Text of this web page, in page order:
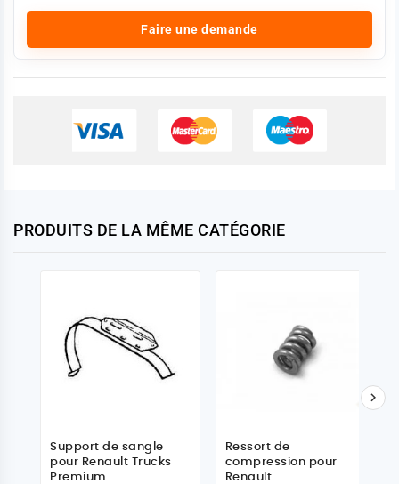
Faire une demande
PRODUITS DE LA MÊME CATÉGORIE
Support de sangle
pour Renault Trucks
Premium
Ressort de
compression pour
Renault
